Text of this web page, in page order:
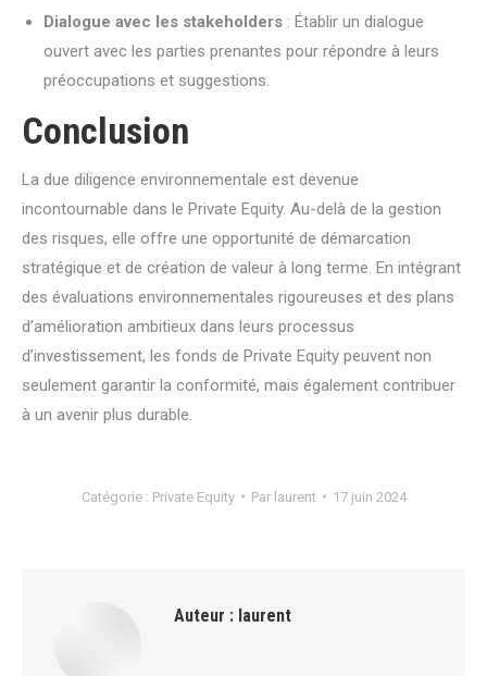
Dialogue avec les stakeholders : Établir un dialogue
ouvert avec les parties prenantes pour répondre à leurs
préoccupations et suggestions.
Conclusion
La due diligence environnementale est devenue
incontournable dans le Private Equity. Au-delà de la gestion
des risques, elle offre une opportunité de démarcation
stratégique et de création de valeur à long terme. En intégrant
des évaluations environnementales rigoureuses et des plans
d’amélioration ambitieux dans leurs processus
d’investissement, les fonds de Private Equity peuvent non
seulement garantir la conformité, mais également contribuer
à un avenir plus durable.
Catégorie : Private Equity Par laurent 17 juin 2024
Auteur : laurent